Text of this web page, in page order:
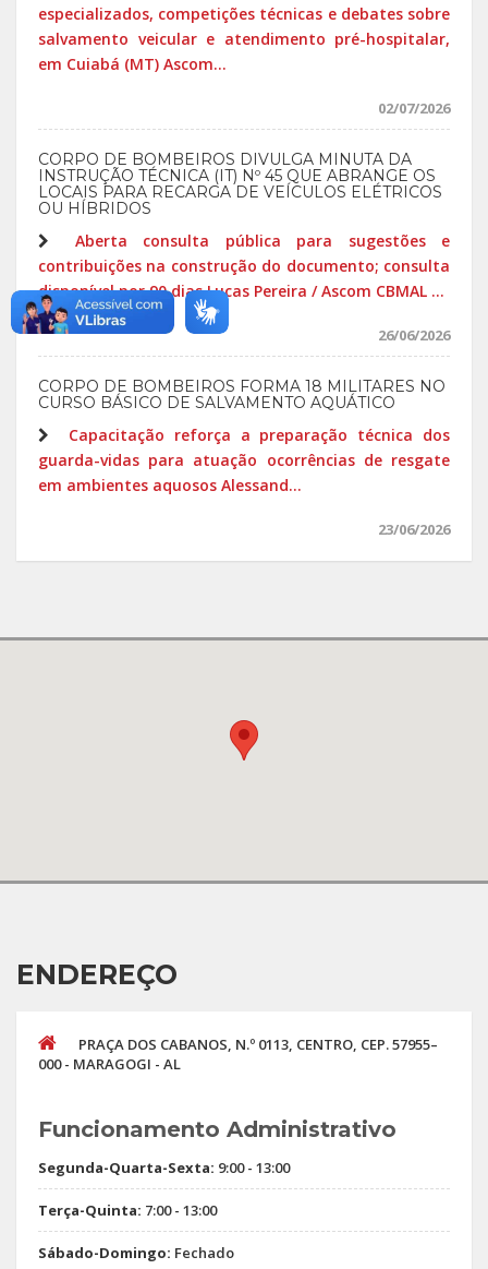
especializados, competições técnicas e debates sobre
salvamento veicular e atendimento pré-hospitalar,
em Cuiabá (MT) Ascom...
02/07/2026
CORPO DE BOMBEIROS DIVULGA MINUTA DA
INSTRUÇÃO TÉCNICA (IT) Nº 45 QUE ABRANGE OS
LOCAIS PARA RECARGA DE VEÍCULOS ELÉTRICOS
OU HÍBRIDOS
Aberta consulta pública para sugestões e
contribuições na construção do documento; consulta
disponível por 90 dias Lucas Pereira / Ascom CBMAL ...
26/06/2026
CORPO DE BOMBEIROS FORMA 18 MILITARES NO
CURSO BÁSICO DE SALVAMENTO AQUÁTICO
Capacitação reforça a preparação técnica dos
guarda-vidas para atuação ocorrências de resgate
em ambientes aquosos Alessand...
23/06/2026
ENDEREÇO
PRAÇA DOS CABANOS, N.º 0113, CENTRO, CEP. 57955–
000 - MARAGOGI - AL
Funcionamento Administrativo
Segunda-Quarta-Sexta: 9:00 - 13:00
Terça-Quinta: 7:00 - 13:00
Sábado-Domingo: Fechado